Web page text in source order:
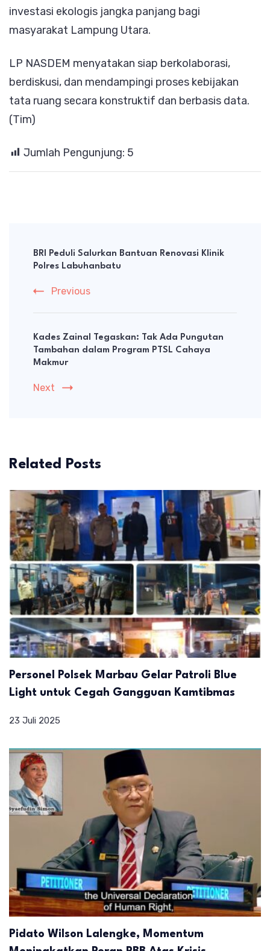
investasi ekologis jangka panjang bagi
masyarakat Lampung Utara.
LP NASDEM menyatakan siap berkolaborasi,
berdiskusi, dan mendampingi proses kebijakan
tata ruang secara konstruktif dan berbasis data.
(Tim)
Jumlah Pengunjung: 5
Navigation
BRI Peduli Salurkan Bantuan Renovasi Klinik
Polres Labuhanbatu
Previous
Kades Zainal Tegaskan: Tak Ada Pungutan
Tambahan dalam Program PTSL Cahaya
Makmur
Next
Related Posts
Personel Polsek Marbau Gelar Patroli Blue
Light untuk Cegah Gangguan Kamtibmas
23 Juli 2025
Pidato Wilson Lalengke, Momentum